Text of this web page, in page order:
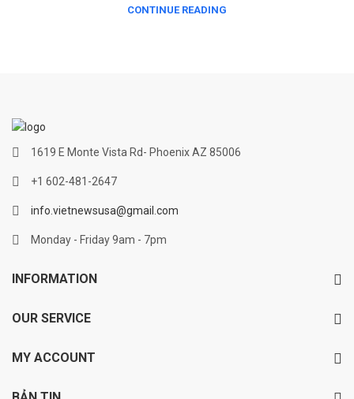
CONTINUE READING
1619 E Monte Vista Rd- Phoenix AZ 85006
+1 602-481-2647
info.vietnewsusa@gmail.com
Monday - Friday 9am - 7pm
INFORMATION
OUR SERVICE
MY ACCOUNT